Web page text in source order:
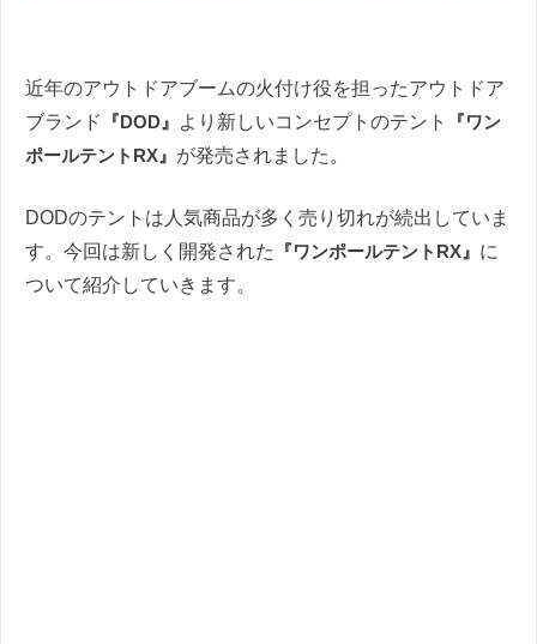
近年のアウトドアブームの火付け役を担ったアウトドア
ブランド
『DOD』 より新しいコンセプトのテント
『ワン
ポールテントRX』 が発売されました。
DODのテントは人気商品が多く売り切れが続出していま
す。今回は新しく開発された
『ワンポールテントRX』 に
ついて紹介していきます。